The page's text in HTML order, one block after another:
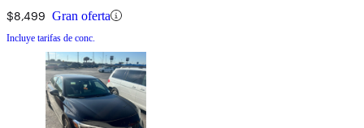
$8,499 Gran oferta
Incluye tarifas de conc.